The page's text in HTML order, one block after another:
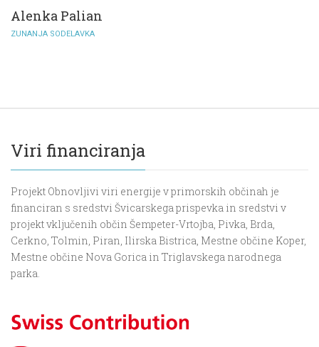
Alenka Palian
ZUNANJA SODELAVKA
Viri financiranja
Projekt Obnovljivi viri energije v primorskih občinah je
financiran s sredstvi Švicarskega prispevka in sredstvi v
projekt vključenih občin Šempeter-Vrtojba, Pivka, Brda,
Cerkno, Tolmin, Piran, Ilirska Bistrica, Mestne občine Koper,
Mestne občine Nova Gorica in Triglavskega narodnega
parka.